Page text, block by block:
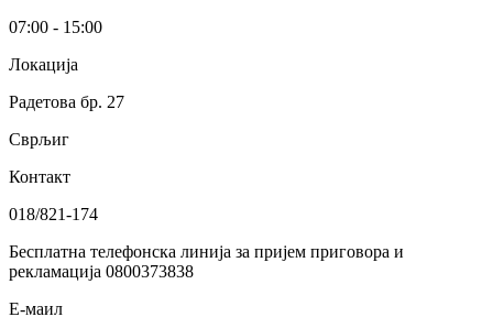
07:00 - 15:00
Локација
Радетова бр. 27
Сврљиг
Контакт
018/821-174
Бесплатна телефонска линија за пријем приговора и
рекламација 0800373838
Е-маил